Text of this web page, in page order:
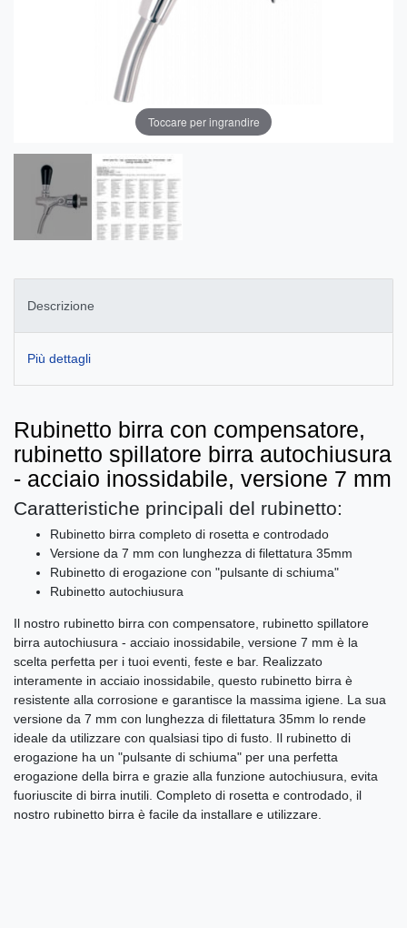
Toccare per ingrandire
Descrizione
Più dettagli
Rubinetto birra con compensatore,
rubinetto spillatore birra autochiusura
- acciaio inossidabile, versione 7 mm
Caratteristiche principali del rubinetto:
Rubinetto birra completo di rosetta e controdado
Versione da 7 mm con lunghezza di filettatura 35mm
Rubinetto di erogazione con "pulsante di schiuma"
Rubinetto autochiusura
Il nostro rubinetto birra con compensatore, rubinetto spillatore
birra autochiusura - acciaio inossidabile, versione 7 mm è la
scelta perfetta per i tuoi eventi, feste e bar. Realizzato
interamente in acciaio inossidabile, questo rubinetto birra è
resistente alla corrosione e garantisce la massima igiene. La sua
versione da 7 mm con lunghezza di filettatura 35mm lo rende
ideale da utilizzare con qualsiasi tipo di fusto. Il rubinetto di
erogazione ha un "pulsante di schiuma" per una perfetta
erogazione della birra e grazie alla funzione autochiusura, evita
fuoriuscite di birra inutili. Completo di rosetta e controdado, il
nostro rubinetto birra è facile da installare e utilizzare.